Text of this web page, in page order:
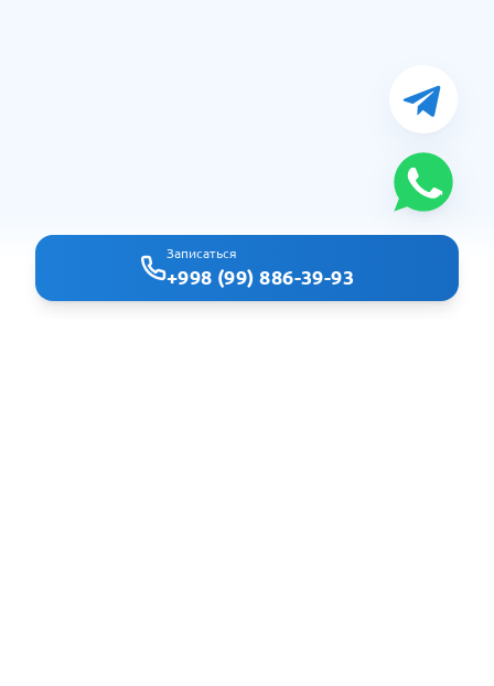
Записаться
+998 (99) 886-39-93